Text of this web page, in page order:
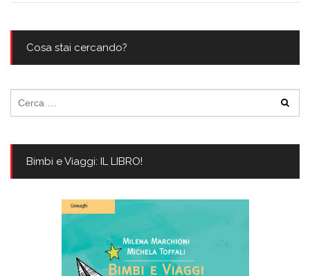
Cosa stai cercando?
per:
Bimbi e Viaggi: IL LIBRO!